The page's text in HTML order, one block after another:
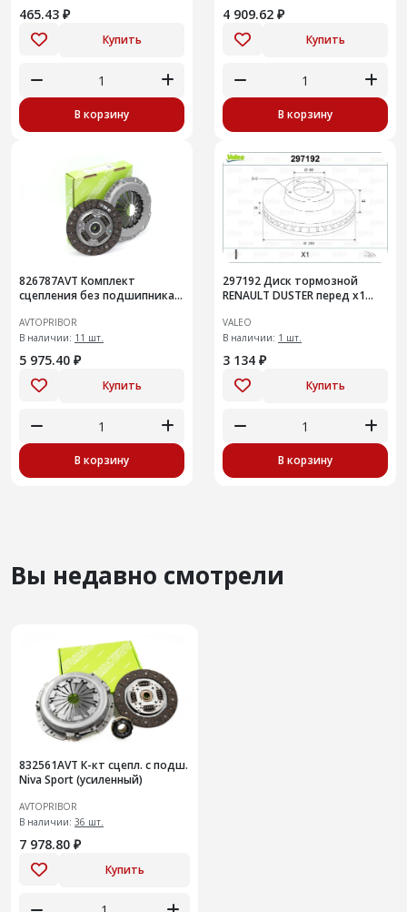
465.43 ₽
Купить
В корзину
4 909.62 ₽
Купить
В корзину
826787AVT Комплект
сцепления без подшипника
AVTOPRIBOR
В наличии: 11 шт.
5 975.40 ₽
Купить
В корзину
297192 Диск тормозной
RENAULT DUSTER перед x1
VALEO
В наличии: 1 шт.
3 134 ₽
Купить
В корзину
Вы недавно смотрели
832561AVT К-кт сцепл. с подш.
Niva Sport (усиленный)
AVTOPRIBOR
В наличии: 36 шт.
7 978.80 ₽
Купить